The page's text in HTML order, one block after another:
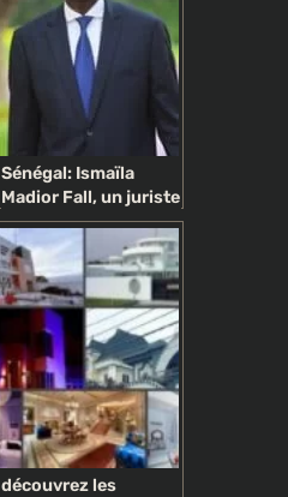
Sénégal: Ismaïla
Madior Fall, un juriste
pyromane
controversé au
service du Président
découvrez les